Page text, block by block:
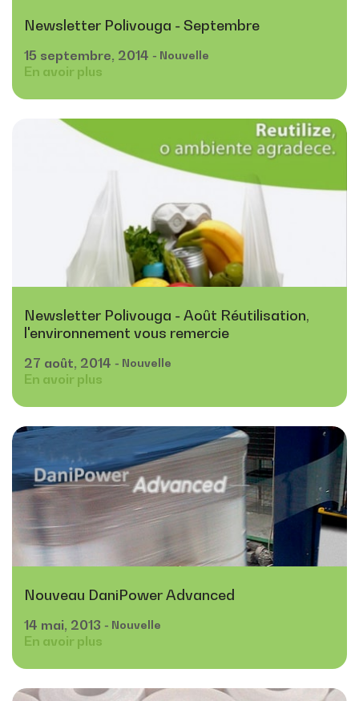
Newsletter Polivouga - Septembre
15 septembre, 2014 - Nouvelle
En avoir plus
Newsletter Polivouga - Août Réutilisation,
l'environnement vous remercie
27 août, 2014 - Nouvelle
En avoir plus
Nouveau DaniPower Advanced
14 mai, 2013 - Nouvelle
En avoir plus